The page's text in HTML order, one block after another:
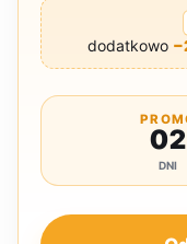
dodatkowo
02
DNI